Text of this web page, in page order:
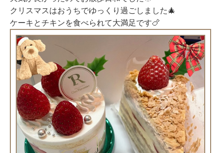
クリスマスはおうちでゆっくり過ごしました🎄
ケーキとチキンを食べられて大満足です🍗